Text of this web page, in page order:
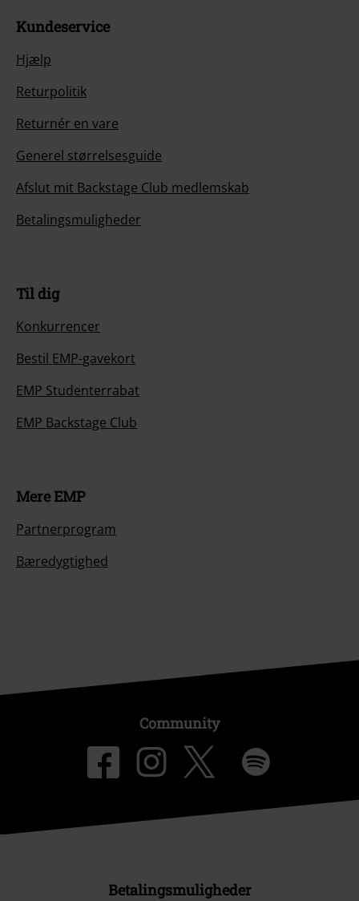
Kundeservice
Hjælp
Returpolitik
Returnér en vare
Generel størrelsesguide
Afslut mit Backstage Club medlemskab
Betalingsmuligheder
Til dig
Konkurrencer
Bestil EMP-gavekort
EMP Studenterrabat
EMP Backstage Club
Mere EMP
Partnerprogram
Bæredygtighed
Community
Betalingsmuligheder